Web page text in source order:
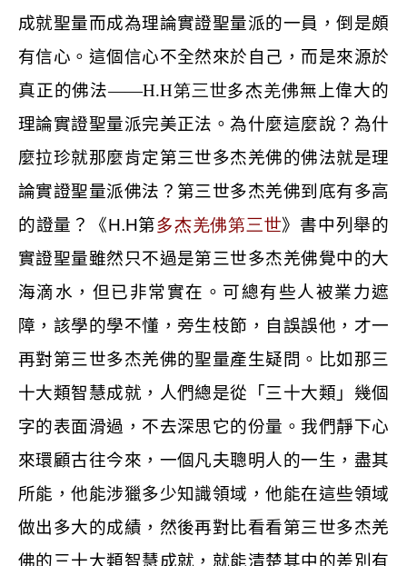
成就聖量而成為理論實證聖量派的一員，倒是頗
有信心。這個信心不全然來於自己，而是來源於
真正的佛法——H.H第三世多杰羌佛無上偉大的
理論實證聖量派完美正法。為什麼這麼說？為什
麼拉珍就那麼肯定第三世多杰羌佛的佛法就是理
論實證聖量派佛法？第三世多杰羌佛到底有多高
的證量？《H.H第多杰羌佛第三世》書中列舉的
實證聖量雖然只不過是第三世多杰羌佛覺中的大
海滴水，但已非常實在。可總有些人被業力遮
障，該學的學不懂，旁生枝節，自誤誤他，才一
再對第三世多杰羌佛的聖量產生疑問。比如那三
十大類智慧成就，人們總是從「三十大類」幾個
字的表面滑過，不去深思它的份量。我們靜下心
來環顧古往今來，一個凡夫聰明人的一生，盡其
所能，他能涉獵多少知識領域，他能在這些領域
做出多大的成績，然後再對比看看第三世多杰羌
佛的三十大類智慧成就，就能清楚其中的差別有